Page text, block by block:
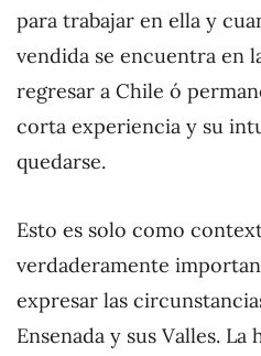
para trabajar en ella y
vendida se encuentra en
regresar a Chile ó
corta experiencia y su
quedarse.
Esto es solo como
verdaderamente
expresar las
Ensenada y sus Valles.